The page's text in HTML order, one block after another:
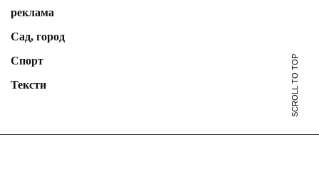
реклама
Сад, город
Спорт
Тексти
SCROLL TO TOP